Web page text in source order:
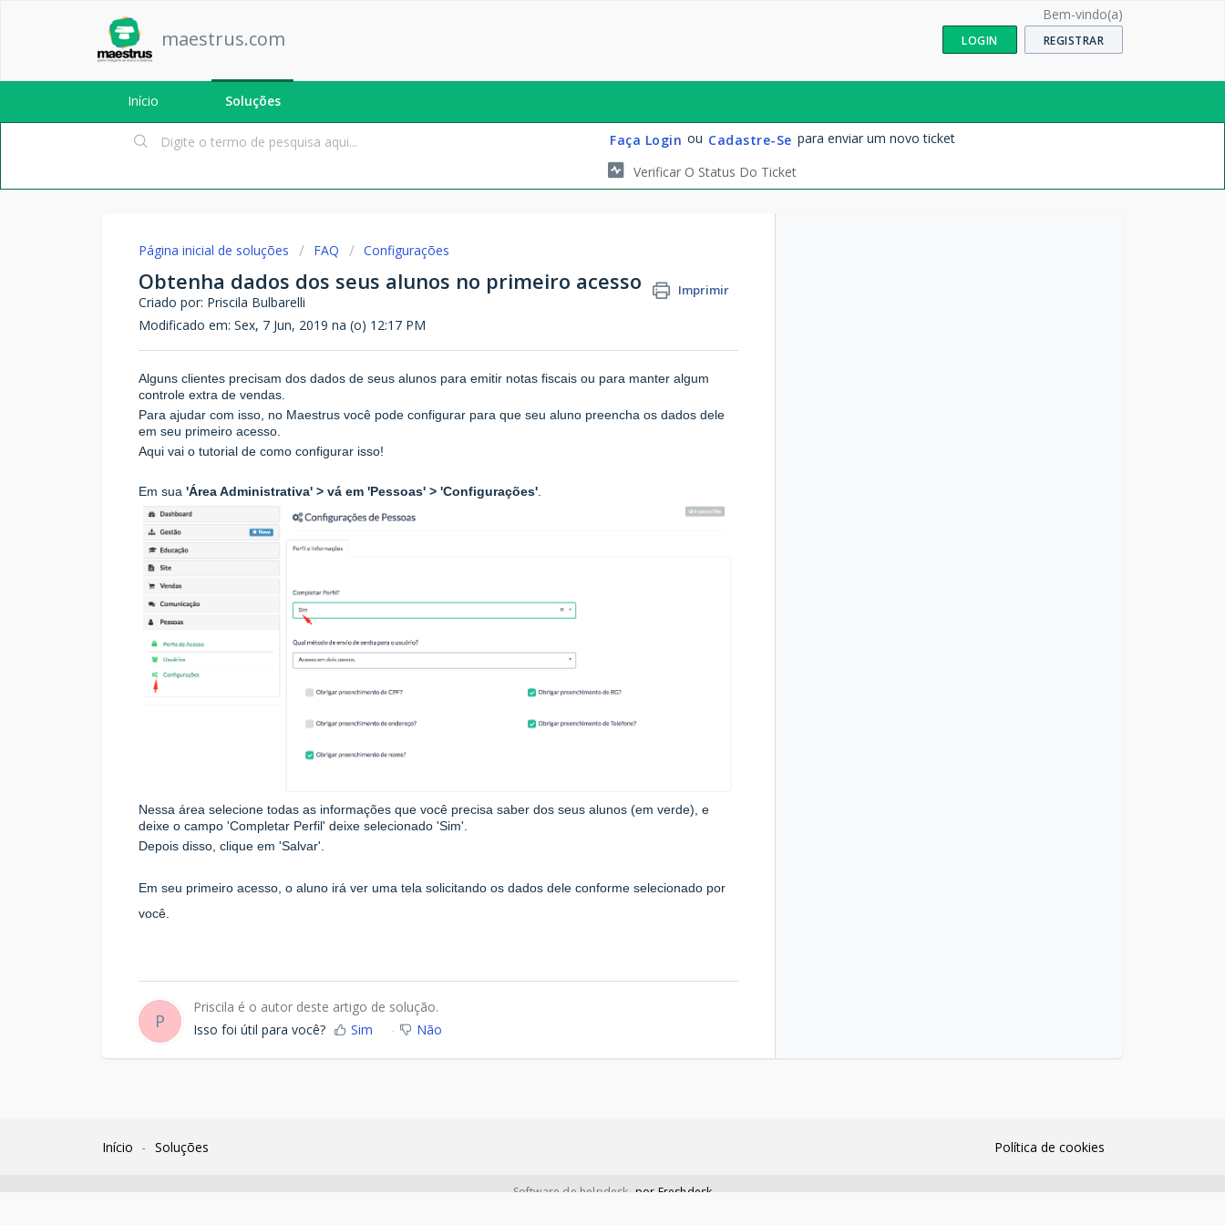
maestrus.com
Bem-vindo(a)
LOGIN REGISTRAR
Início Soluções
Faça Login ou Cadastre-Se para enviar um novo ticket
Verificar O Status Do Ticket
Página inicial de soluções FAQ Configurações
Obtenha dados dos seus alunos no primeiro acesso Imprimir
Criado por: Priscila Bulbarelli
Modificado em: Sex, 7 Jun, 2019 na (o) 12:17 PM
Alguns clientes precisam dos dados de seus alunos para emitir notas fiscais ou para manter algum
controle extra de vendas.
Para ajudar com isso, no Maestrus você pode configurar para que seu aluno preencha os dados dele
em seu primeiro acesso.
Aqui vai o tutorial de como configurar isso!
Em sua 'Área Administrativa' > vá em 'Pessoas' > 'Configurações'.
Nessa área selecione todas as informações que você precisa saber dos seus alunos (em verde), e
deixe o campo 'Completar Perfil' deixe selecionado 'Sim'.
Depois disso, clique em 'Salvar'.
Em seu primeiro acesso, o aluno irá ver uma tela solicitando os dados dele conforme selecionado por
você.
P
Priscila é o autor deste artigo de solução.
Isso foi útil para você?
Sim Não
Início Soluções Política de cookies
Software de helpdesk por Freshdesk